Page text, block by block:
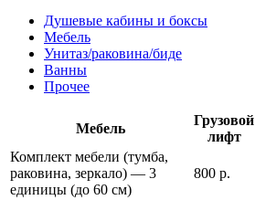
Душевые кабины и боксы
Мебель
Унитаз/раковина/биде
Ванны
Прочее
Мебель
Грузовой
лифт
Комплект мебели (тумба,
раковина, зеркало) — 3
единицы (до 60 см)
800 р.